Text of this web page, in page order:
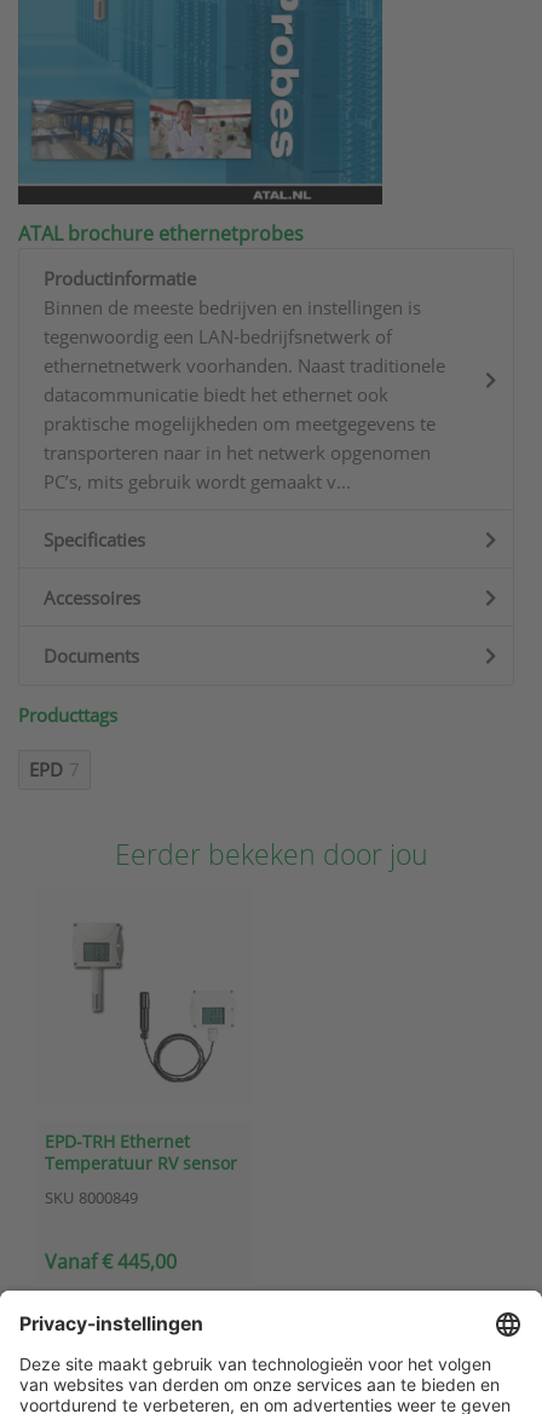
ATAL brochure ethernetprobes
Productinformatie
Binnen de meeste bedrijven en instellingen is
tegenwoordig een LAN-bedrijfsnetwerk of
ethernetnetwerk voorhanden. Naast traditionele
datacommunicatie biedt het ethernet ook
praktische mogelijkheden om meetgegevens te
transporteren naar in het netwerk opgenomen
PC’s, mits gebruik wordt gemaakt v...
Specificaties
Accessoires
Documents
Producttags
EPD 7
Eerder bekeken door jou
EPD-TRH Ethernet
Temperatuur RV sensor
SKU 8000849
Vanaf € 445,00
Klantenservice